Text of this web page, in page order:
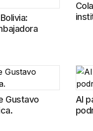
Gustavo
Al